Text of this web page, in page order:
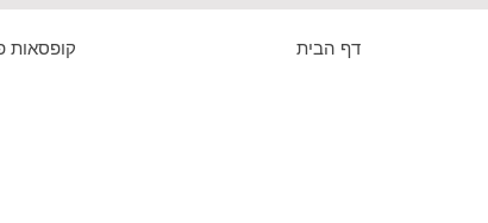
דף הבית קופסאות